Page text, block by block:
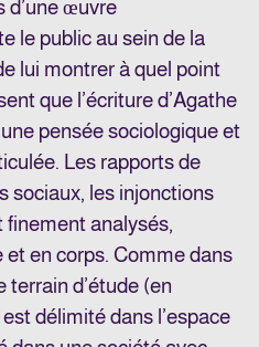
d’une œuvre
le public au sein de la
lui montrer à quel point
que l’écriture d’Agathe
pensée sociologique et
Les rapports de
sociaux, les injonctions
finement analysés,
en corps. Comme dans
terrain d’étude (en
délimité dans l’espace